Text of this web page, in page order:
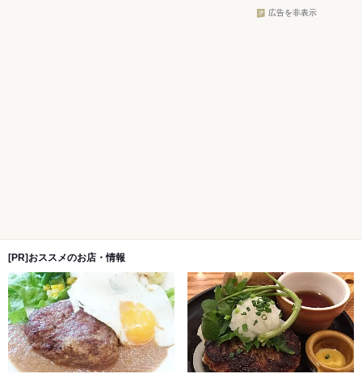
広告を非表示
[PR]おススメのお店・情報